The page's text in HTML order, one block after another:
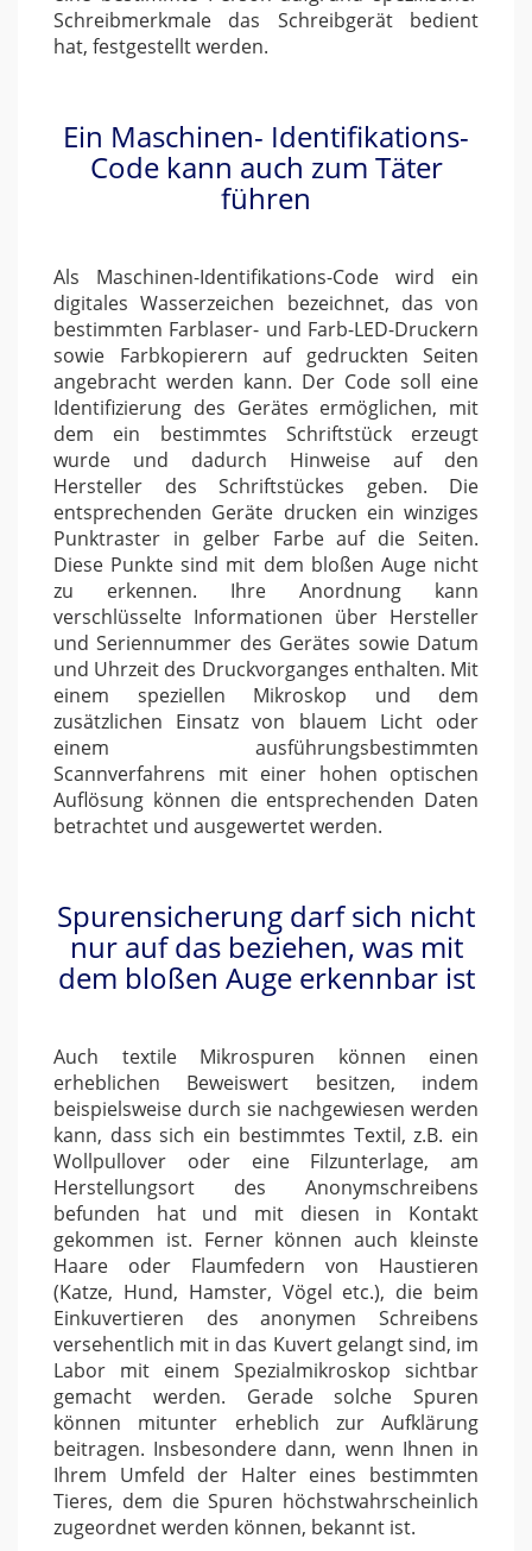
Schreibmerkmale das Schreibgerät bedient
hat, festgestellt werden.
Ein Maschinen- Identifikations-
Code kann auch zum Täter
führen
Als Maschinen-Identifikations-Code wird ein
digitales Wasserzeichen bezeichnet, das von
bestimmten Farblaser- und Farb-LED-Druckern
sowie Farbkopierern auf gedruckten Seiten
angebracht werden kann. Der Code soll eine
Identifizierung des Gerätes ermöglichen, mit
dem ein bestimmtes Schriftstück erzeugt
wurde und dadurch Hinweise auf den
Hersteller des Schriftstückes geben. Die
entsprechenden Geräte drucken ein winziges
Punktraster in gelber Farbe auf die Seiten.
Diese Punkte sind mit dem bloßen Auge nicht
zu erkennen. Ihre Anordnung kann
verschlüsselte Informationen über Hersteller
und Seriennummer des Gerätes sowie Datum
und Uhrzeit des Druckvorganges enthalten. Mit
einem speziellen Mikroskop und dem
zusätzlichen Einsatz von blauem Licht oder
einem ausführungsbestimmten
Scannverfahrens mit einer hohen optischen
Auflösung können die entsprechenden Daten
betrachtet und ausgewertet werden.
Spurensicherung darf sich nicht
nur auf das beziehen, was mit
dem bloßen Auge erkennbar ist
Auch textile Mikrospuren können einen
erheblichen Beweiswert besitzen, indem
beispielsweise durch sie nachgewiesen werden
kann, dass sich ein bestimmtes Textil, z.B. ein
Wollpullover oder eine Filzunterlage, am
Herstellungsort des Anonymschreibens
befunden hat und mit diesen in Kontakt
gekommen ist. Ferner können auch kleinste
Haare oder Flaumfedern von Haustieren
(Katze, Hund, Hamster, Vögel etc.), die beim
Einkuvertieren des anonymen Schreibens
versehentlich mit in das Kuvert gelangt sind, im
Labor mit einem Spezialmikroskop sichtbar
gemacht werden. Gerade solche Spuren
können mitunter erheblich zur Aufklärung
beitragen. Insbesondere dann, wenn Ihnen in
Ihrem Umfeld der Halter eines bestimmten
Tieres, dem die Spuren höchstwahrscheinlich
zugeordnet werden können, bekannt ist.